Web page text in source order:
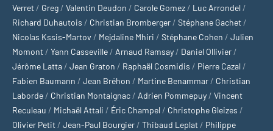
Verret / Greg / Valentin Deudon / Carole Gomez / Luc Arrondel /
Richard Duhautois / Christian Bromberger / Stéphane Gachet /
Nicolas Kssis-Martov / Mejdaline Mhiri / Stéphane Cohen / Julien
Momont / Yann Casseville / Arnaud Ramsay / Daniel Ollivier /
Jérôme Latta / Jean Graton / Raphaël Cosmidis / Pierre Cazal /
Fabien Baumann / Jean Bréhon / Martine Benammar / Christian
Laborde / Christian Montaignac / Adrien Pommepuy / Vincent
Reculeau / Michaël Attali / Éric Champel / Christophe Gleizes /
Olivier Petit / Jean-Paul Bourgier / Thibaud Leplat / Philippe